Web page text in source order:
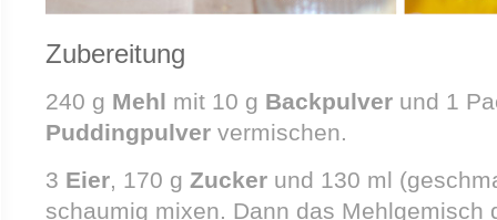
Zubereitung
240 g Mehl mit 10 g Backpulver und 1
Puddingpulver vermischen.
3 Eier, 170 g Zucker und 130 ml
schaumig mixen. Dann das Mehlgemisch